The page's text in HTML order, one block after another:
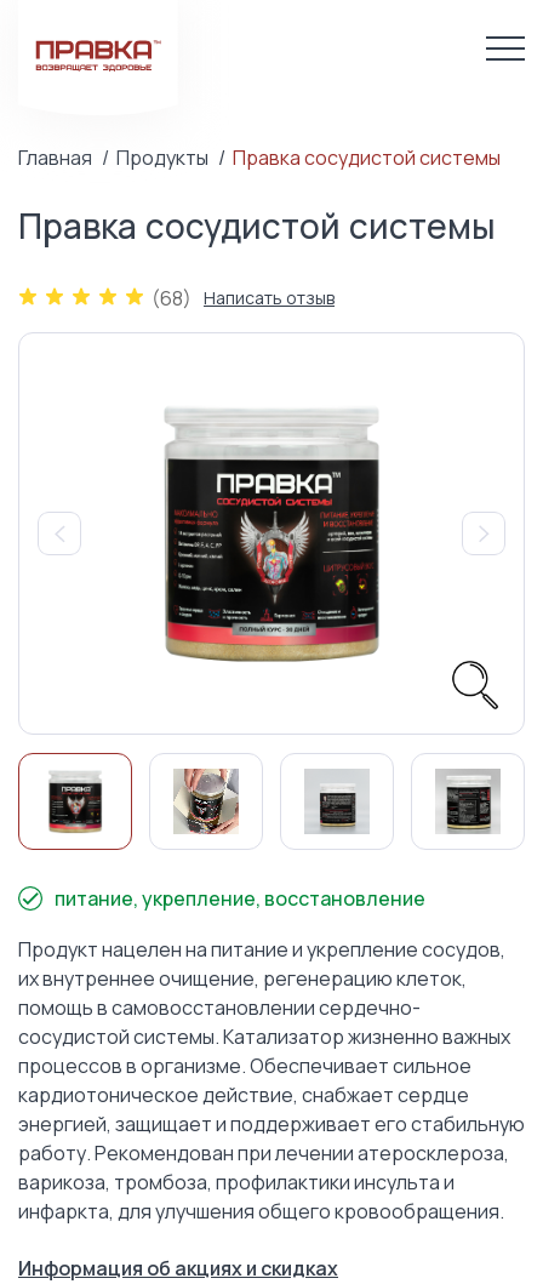
Главная Продукты Правка сосудистой системы
Правка сосудистой системы
(68) Написать отзыв
питание, укрепление, восстановление
Продукт нацелен на питание и укрепление сосудов,
их внутреннее очищение, регенерацию клеток,
помощь в самовосстановлении сердечно-
сосудистой системы. Катализатор жизненно важных
процессов в организме. Обеспечивает сильное
кардиотоническое действие, снабжает сердце
энергией, защищает и поддерживает его стабильную
работу. Рекомендован при лечении атеросклероза,
варикоза, тромбоза, профилактики инсульта и
инфаркта, для улучшения общего кровообращения.
Информация об акциях и скидках